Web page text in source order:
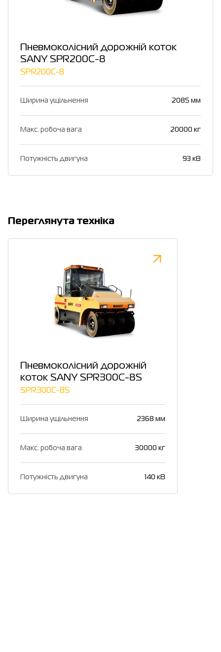
Пневмоколісний дорожній коток
SANY SPR200C-8
SPR200C-8
Ширина ущільнення 2085 мм
Макс. робоча вага 20000 кг
Потужність двигуна 93 кВ
Переглянута техніка
Пневмоколісний дорожній
коток SANY SPR300C-8S
SPR300C-8S
Ширина ущільнення 2368 мм
Макс. робоча вага 30000 кг
Потужність двигуна 140 кВ